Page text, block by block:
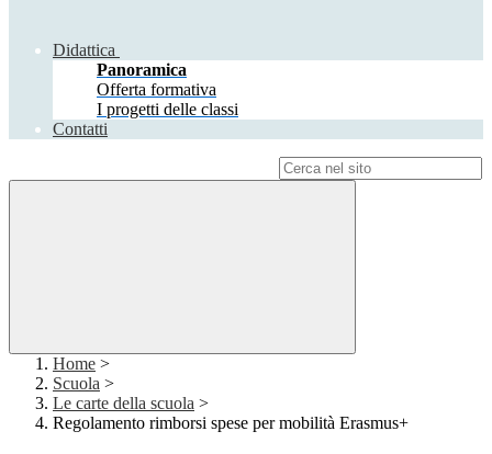
Didattica
Panoramica
Offerta formativa
I progetti delle classi
Contatti
Home >
Scuola >
Le carte della scuola >
Regolamento rimborsi spese per mobilità Erasmus+